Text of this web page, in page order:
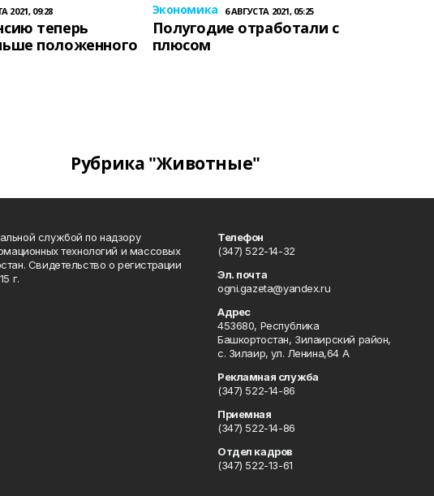
2021, 09:28
теперь
положенного
Экономика 6 АВГУСТА 2021, 05:25
Полугодие отработали с
плюсом
Рубрика "Животные"
службой по надзору
технологий и массовых
Свидетельство о регистрации
г.
Телефон
(347) 522-14-32
Эл. почта
ogni.gazeta@yandex.ru
Адрес
453680, Республика
Башкортостан, Зилаирский район,
с. Зилаир, ул. Ленина,64 А
Рекламная служба
(347) 522-14-86
Приемная
(347) 522-14-86
Отдел кадров
(347) 522-13-61